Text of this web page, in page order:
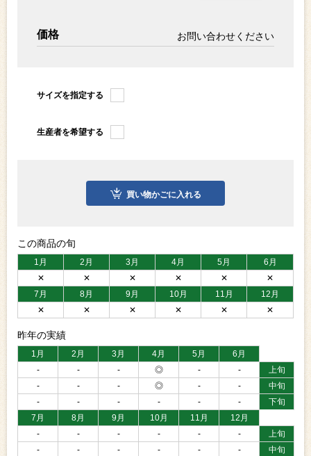
この商品の旬
1月 2月 3月 4月 5月
6月
✕
✕ ✕ ✕ ✕
✕
7月
8月 9月 10月 11月
12月
✕
✕ ✕ ✕ ✕ ✕
昨年の実績
1月 2月 3月 4月 5月
6月
-
- - ◎ - -
上旬
-
- - ◎ - -
中旬
-
- - - - -
下旬
7月
8月 9月 10月 11月
12月
-
- - - - -
上旬
-
- - - - - 中旬
価格 お問い合わせください
サイズを指定する
生産者を希望する
買い物かごに入れる